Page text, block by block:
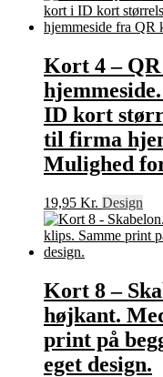
Kort 4 –
ID kort
til firma
Mulighed
19,95 Kr. Design
Kort 8 –
højkant.
print på
eget design.